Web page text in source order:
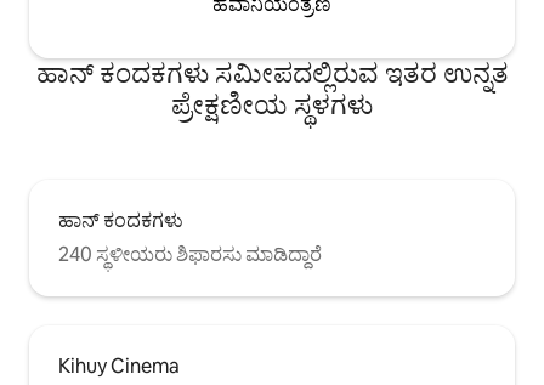
ಹಾನ್ ಕಂದಕಗಳು ಸಮೀಪದಲ್ಲಿರುವ ಇತರ ಉನ್ನತ
ಪ್ರೇಕ್ಷಣೀಯ ಸ್ಥಳಗಳು
ಹಾನ್ ಕಂದಕಗಳು
240 ಸ್ಥಳೀಯರು ಶಿಫಾರಸು ಮಾಡಿದ್ದಾರೆ
Kihuy Cinema